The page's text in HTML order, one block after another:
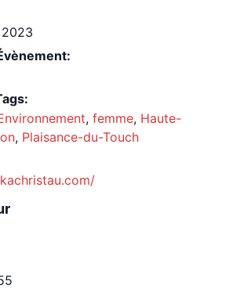
,femme, Haute-
, Plaisance-du-Touch